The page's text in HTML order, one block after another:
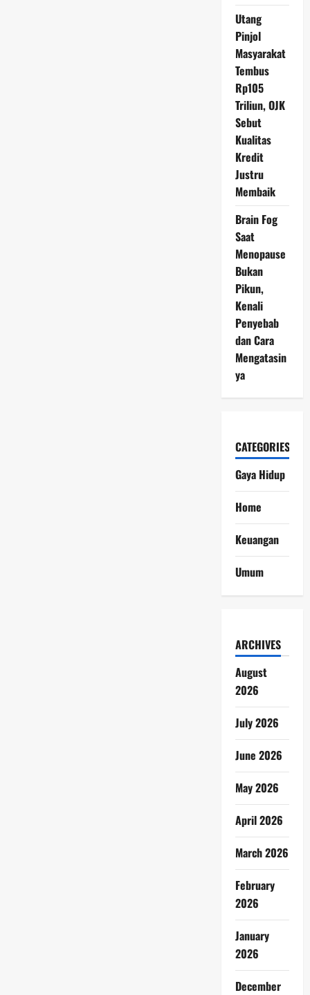
Utang
Pinjol
Masyarakat
Tembus
Rp105
Triliun, OJK
Sebut
Kualitas
Kredit
Justru
Membaik
Brain Fog
Saat
Menopause
Bukan
Pikun,
Kenali
Penyebab
dan Cara
Mengatasin
ya
CATEGORIES
Gaya Hidup
Home
Keuangan
Umum
ARCHIVES
August
2026
July 2026
June 2026
May 2026
April 2026
March 2026
February
2026
January
2026
December